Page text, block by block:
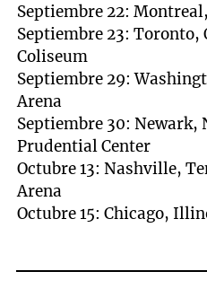
Septiembre 22:
Septiembre 23: Toronto,
Coliseum
Septiembre 29:
Arena
Septiembre 30: Newark,
Prudential Center
Octubre 13: Nashville,
Arena
Octubre 15: Chicago,